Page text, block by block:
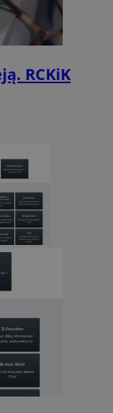
RCKiK